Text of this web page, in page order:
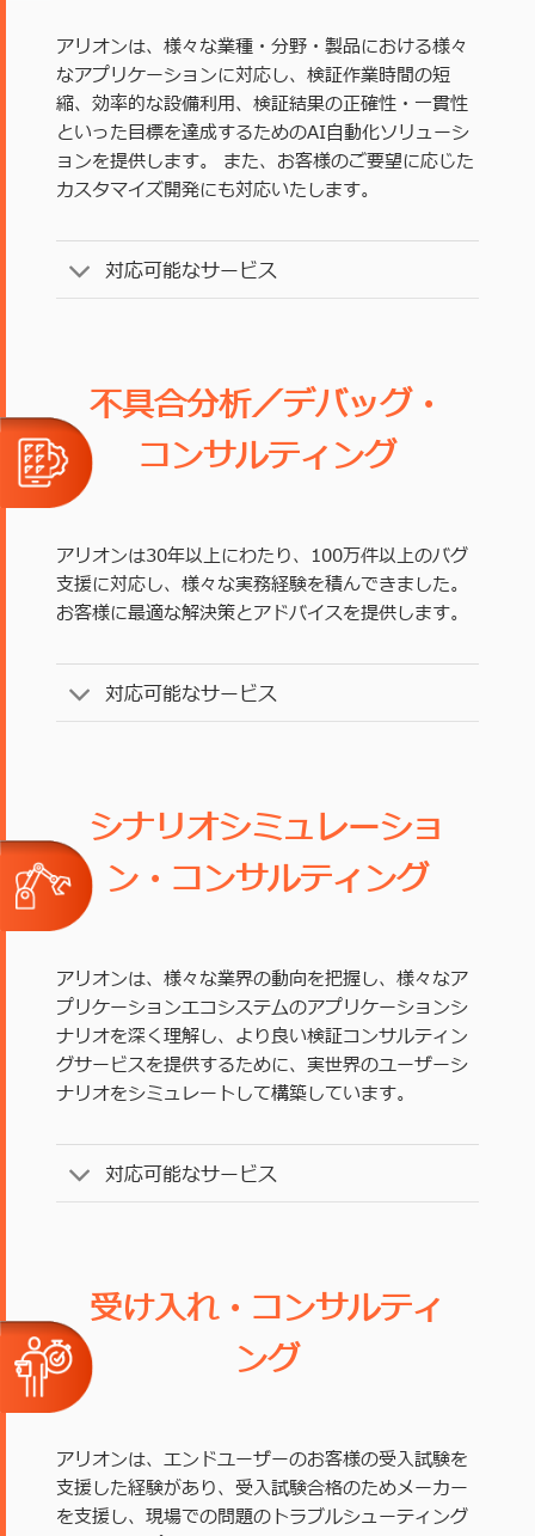
アリオンは、様々な業種・分野・製品における様々
なアプリケーションに対応し、検証作業時間の短
縮、効率的な設備利用、検証結果の正確性・一貫性
といった目標を達成するためのAI自動化ソリューシ
ョンを提供します。 また、お客様のご要望に応じた
カスタマイズ開発にも対応いたします。
対応可能なサービス
不具合分析／デバッグ・
コンサルティング
アリオンは30年以上にわたり、100万件以上のバグ
支援に対応し、様々な実務経験を積んできました。
お客様に最適な解決策とアドバイスを提供します。
対応可能なサービス
シナリオシミュレーショ
ン・コンサルティング
アリオンは、様々な業界の動向を把握し、様々なア
プリケーションエコシステムのアプリケーションシ
ナリオを深く理解し、より良い検証コンサルティン
グサービスを提供するために、実世界のユーザーシ
ナリオをシミュレートして構築しています。
対応可能なサービス
受け入れ・コンサルティ
ング
アリオンは、エンドユーザーのお客様の受入試験を
支援した経験があり、受入試験合格のためメーカー
を支援し、現場での問題のトラブルシューティング